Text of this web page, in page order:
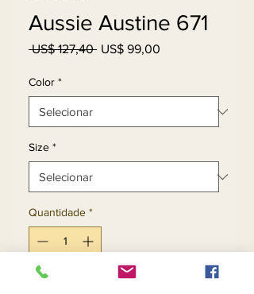
Aussie Austine 671
US$ 127,40 Preço
US$ 99,00
Color *
Size *
Quantidade *